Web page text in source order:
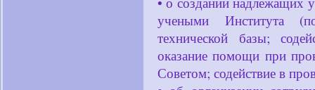
учеными Института
технической базы;
оказание помощи при
Советом; содействие в